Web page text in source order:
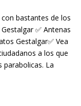
bastantes de los
✅ Antenas
Gestalgar✅ Vea
a los que
parabolicas. La